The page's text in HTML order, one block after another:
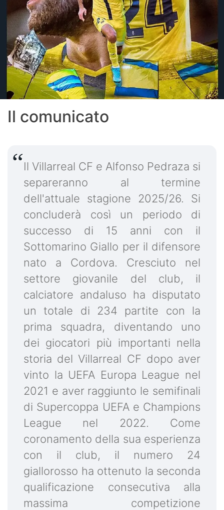
Il comunicato
Il Villarreal CF e Alfonso Pedraza si
separeranno al termine
dell'attuale stagione 2025/26. Si
concluderà così un periodo di
successo di 15 anni con il
Sottomarino Giallo per il difensore
nato a Cordova. Cresciuto nel
settore giovanile del club, il
calciatore andaluso ha disputato
un totale di 234 partite con la
prima squadra, diventando uno
dei giocatori più importanti nella
storia del Villarreal CF dopo aver
vinto la UEFA Europa League nel
2021 e aver raggiunto le semifinali
di Supercoppa UEFA e Champions
League nel 2022. Come
coronamento della sua esperienza
con il club, il numero 24
giallorosso ha ottenuto la seconda
qualificazione consecutiva alla
massima competizione